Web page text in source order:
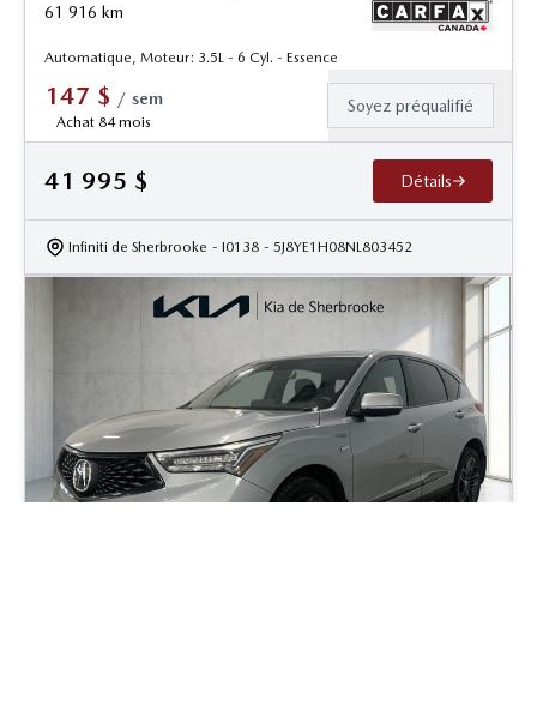
61 916 km
Automatique, Moteur: 3.5L - 6 Cyl. - Essence
147 $ / sem
Achat 84 mois
Soyez préqualifié
41 995 $ Détails
Infiniti de Sherbrooke - I0138 - 5J8YE1H08NL803452